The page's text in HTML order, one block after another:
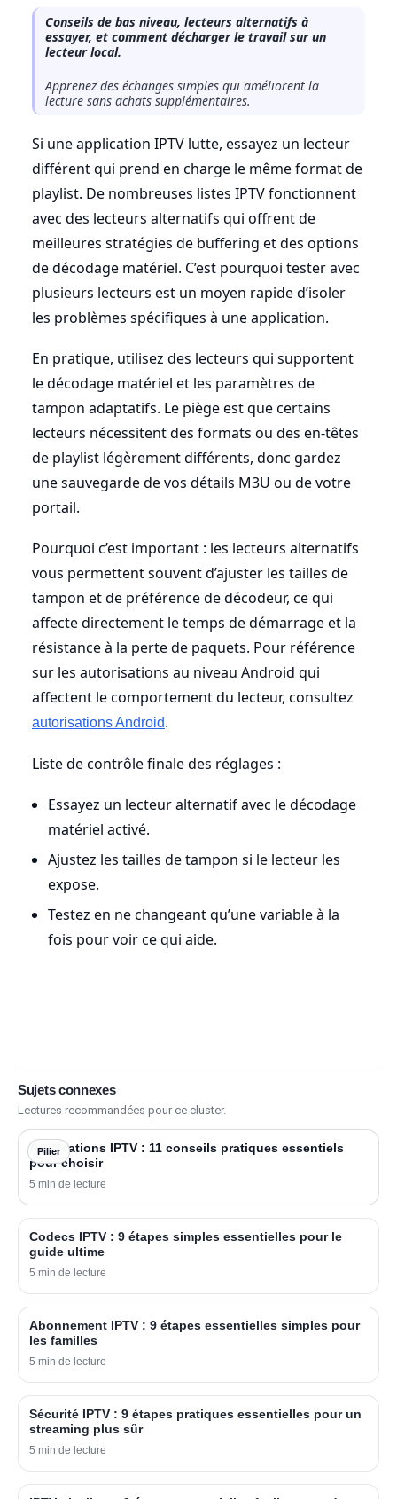
Conseils de bas niveau, lecteurs alternatifs à
essayer, et comment décharger le travail sur un
lecteur local.
Apprenez des échanges simples qui améliorent la
lecture sans achats supplémentaires.
Si une application IPTV lutte, essayez un lecteur
différent qui prend en charge le même format de
playlist. De nombreuses listes IPTV fonctionnent
avec des lecteurs alternatifs qui offrent de
meilleures stratégies de buffering et des options
de décodage matériel. C’est pourquoi tester avec
plusieurs lecteurs est un moyen rapide d’isoler
les problèmes spécifiques à une application.
En pratique, utilisez des lecteurs qui supportent
le décodage matériel et les paramètres de
tampon adaptatifs. Le piège est que certains
lecteurs nécessitent des formats ou des en-têtes
de playlist légèrement différents, donc gardez
une sauvegarde de vos détails M3U ou de votre
portail.
Pourquoi c’est important : les lecteurs alternatifs
vous permettent souvent d’ajuster les tailles de
tampon et de préférence de décodeur, ce qui
affecte directement le temps de démarrage et la
résistance à la perte de paquets. Pour référence
sur les autorisations au niveau Android qui
affectent le comportement du lecteur, consultez
autorisations Android.
Liste de contrôle finale des réglages :
Essayez un lecteur alternatif avec le décodage
matériel activé.
Ajustez les tailles de tampon si le lecteur les
expose.
Testez en ne changeant qu’une variable à la
fois pour voir ce qui aide.
Sujets connexes
Lectures recommandées pour ce cluster.
Pilier
Applications IPTV : 11 conseils pratiques essentiels
pour choisir
5 min de lecture
Codecs IPTV : 9 étapes simples essentielles pour le
guide ultime
5 min de lecture
Abonnement IPTV : 9 étapes essentielles simples pour
les familles
5 min de lecture
Sécurité IPTV : 9 étapes pratiques essentielles pour un
streaming plus sûr
5 min de lecture